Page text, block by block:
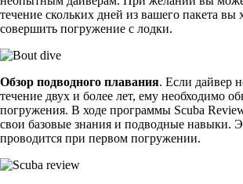
течение скольких дней из вашего пакета вы
совершить погружение с лодки.
Обзор подводного плавания. Если дайвер
течение двух и более лет, ему необходимо
погружения. В ходе программы Scuba
свои базовые знания и подводные навыки.
проводится при первом погружении.